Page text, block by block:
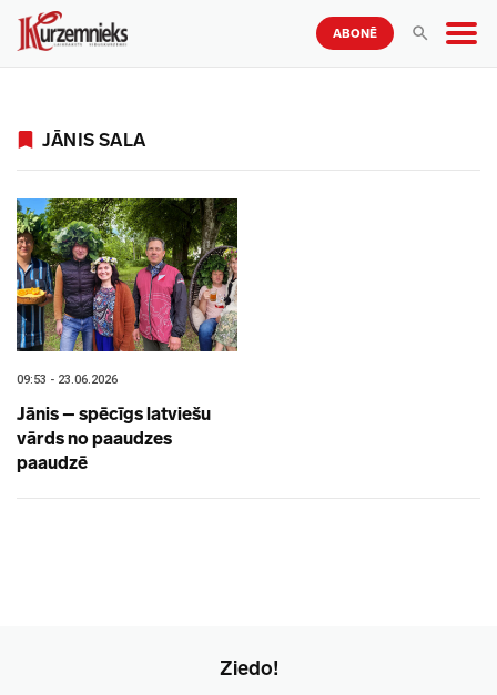
ABONĒ
JĀNIS SALA
09:53 - 23.06.2026
Jānis – spēcīgs latviešu
vārds no paaudzes
paaudzē
Ziedo!